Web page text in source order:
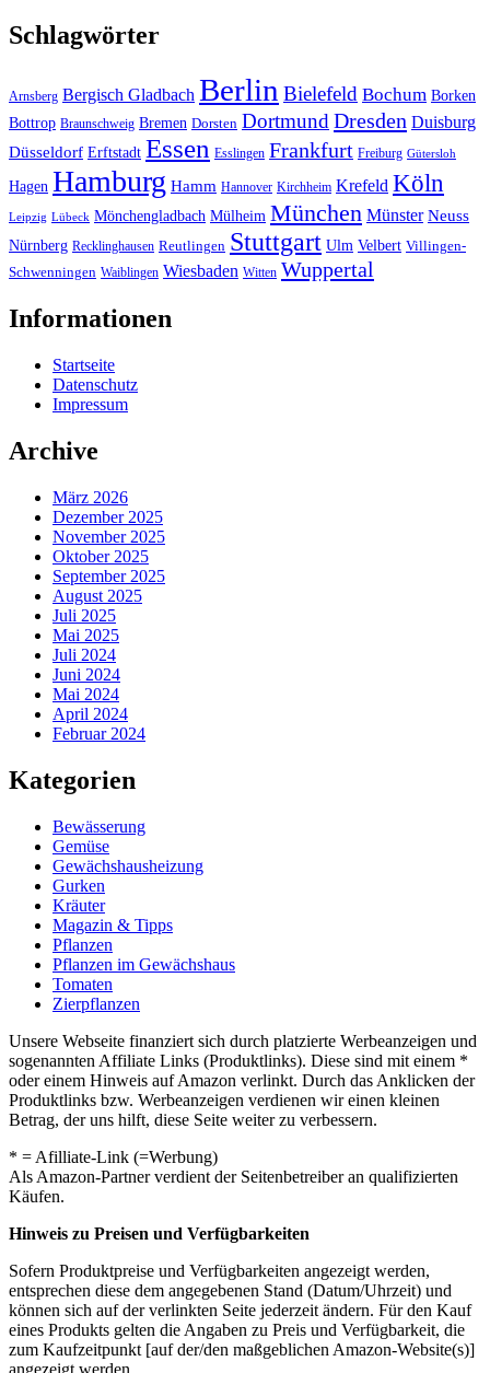
Schlagwörter
Arnsberg Bergisch Gladbach Berlin Bielefeld Bochum Borken
Bottrop Braunschweig Bremen Dorsten DortmundDresden Duisburg
Düsseldorf Erftstadt Essen Esslingen Frankfurt Freiburg Gütersloh
Hagen Hamburg Hamm Hannover Kirchheim Krefeld Köln
Leipzig Lübeck Mönchengladbach Mülheim München Münster Neuss
Nürnberg Recklinghausen Reutlingen Stuttgart Ulm Velbert Villingen-
Schwenningen Waiblingen Wiesbaden Witten Wuppertal
Informationen
Startseite
Datenschutz
Impressum
Archive
März 2026
Dezember 2025
November 2025
Oktober 2025
September 2025
August 2025
Juli 2025
Mai 2025
Juli 2024
Juni 2024
Mai 2024
April 2024
Februar 2024
Kategorien
Bewässerung
Gemüse
Gewächshausheizung
Gurken
Kräuter
Magazin & Tipps
Pflanzen
Pflanzen im Gewächshaus
Tomaten
Zierpflanzen
Unsere Webseite finanziert sich durch platzierte Werbeanzeigen und
sogenannten Affiliate Links (Produktlinks). Diese sind mit einem *
oder einem Hinweis auf Amazon verlinkt. Durch das Anklicken der
Produktlinks bzw. Werbeanzeigen verdienen wir einen kleinen
Betrag, der uns hilft, diese Seite weiter zu verbessern.
* = Afilliate-Link (=Werbung)
Als Amazon-Partner verdient der Seitenbetreiber an qualifizierten
Käufen.
Hinweis zu Preisen und Verfügbarkeiten
Sofern Produktpreise und Verfügbarkeiten angezeigt werden,
entsprechen diese dem angegebenen Stand (Datum/Uhrzeit) und
können sich auf der verlinkten Seite jederzeit ändern. Für den Kauf
eines Produkts gelten die Angaben zu Preis und Verfügbarkeit, die
zum Kaufzeitpunkt [auf der/den maßgeblichen Amazon-Website(s)]
angezeigt werden.